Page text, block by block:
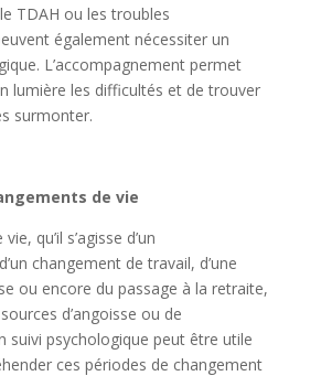
TDAH ou les troubles
également nécessiter un
L’accompagnement permet
lumière les difficultés et de trouver
surmonter.
de vie
qu’il s’agisse d’un
changement de travail, d’une
ou encore du passage à la retraite,
d’angoisse ou de
suivi psychologique peut être utile
ces périodes de changement